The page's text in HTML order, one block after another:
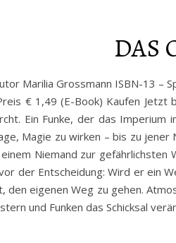
DAS
Marilia Grossmann ISBN-13 –
€ 1,49 (E-Book) Kaufen
Ein Funke, der das
Magie zu wirken – bis zu
Niemand zur
der Entscheidung: Wird er ein
den eigenen Weg zu gehen.
und Funken das Schicksal